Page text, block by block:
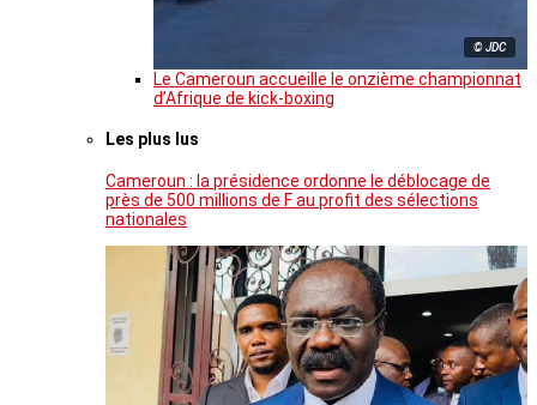
© JDC
Le Cameroun accueille le onzième championnat
d’Afrique de kick-boxing
Les plus lus
Cameroun : la présidence ordonne le déblocage de
près de 500 millions de F au profit des sélections
nationales